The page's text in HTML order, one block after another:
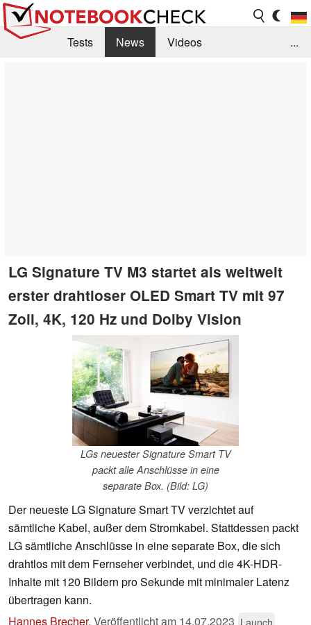
Tests News
Videos
...
LG Signature TV M3 startet als weltweit
erster drahtloser OLED Smart TV mit 97
Zoll, 4K, 120 Hz und Dolby Vision
LGs neuester Signature Smart TV
packt alle Anschlüsse in eine
separate Box. (Bild: LG)
Der neueste LG Signature Smart TV verzichtet auf
sämtliche Kabel, außer dem Stromkabel. Stattdessen packt
LG sämtliche Anschlüsse in eine separate Box, die sich
drahtlos mit dem Fernseher verbindet, und die 4K-HDR-
Inhalte mit 120 Bildern pro Sekunde mit minimaler Latenz
übertragen kann.
Hannes Brecher, Veröffentlicht am 14.07.2023 Launch